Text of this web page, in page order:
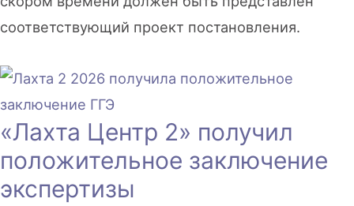
соответствующий проект постановления.
«Лахта Центр 2» получил
положительное заключение
экспертизы